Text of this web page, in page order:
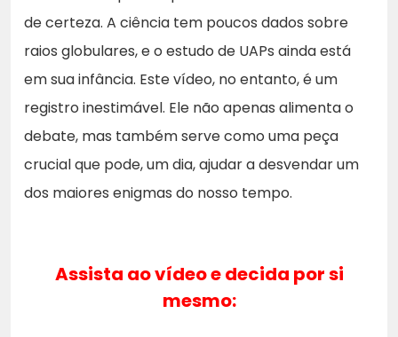
de certeza. A ciência tem poucos dados sobre
raios globulares, e o estudo de UAPs ainda está
em sua infância. Este vídeo, no entanto, é um
registro inestimável. Ele não apenas alimenta o
debate, mas também serve como uma peça
crucial que pode, um dia, ajudar a desvendar um
dos maiores enigmas do nosso tempo.
Assista ao vídeo e decida por si
mesmo: